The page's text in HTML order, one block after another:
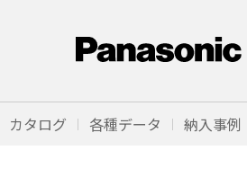
カタログ 各種データ 納入事例